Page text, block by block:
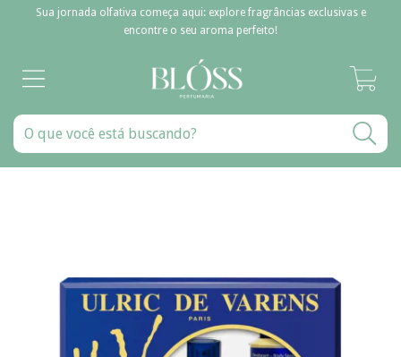
Sua jornada olfativa começa aqui: explore fragrâncias exclusivas e
encontre o seu aroma perfeito!